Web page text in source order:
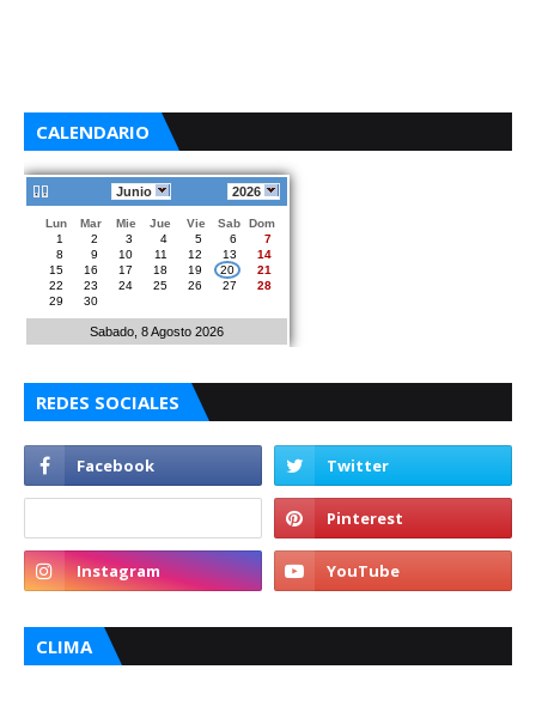
CALENDARIO
Junio 2026
Lun Mar Mie Jue Vie Sab
Dom
1
2 3 4 5 6
7
8
9 10 11 12 13
14
15
16 17 18 19 20
21
22
23 24 25 26 27
28
29
30
Sabado, 8 Agosto 2026
REDES SOCIALES
CLIMA